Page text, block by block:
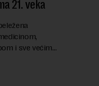
21. veka
i sve većim